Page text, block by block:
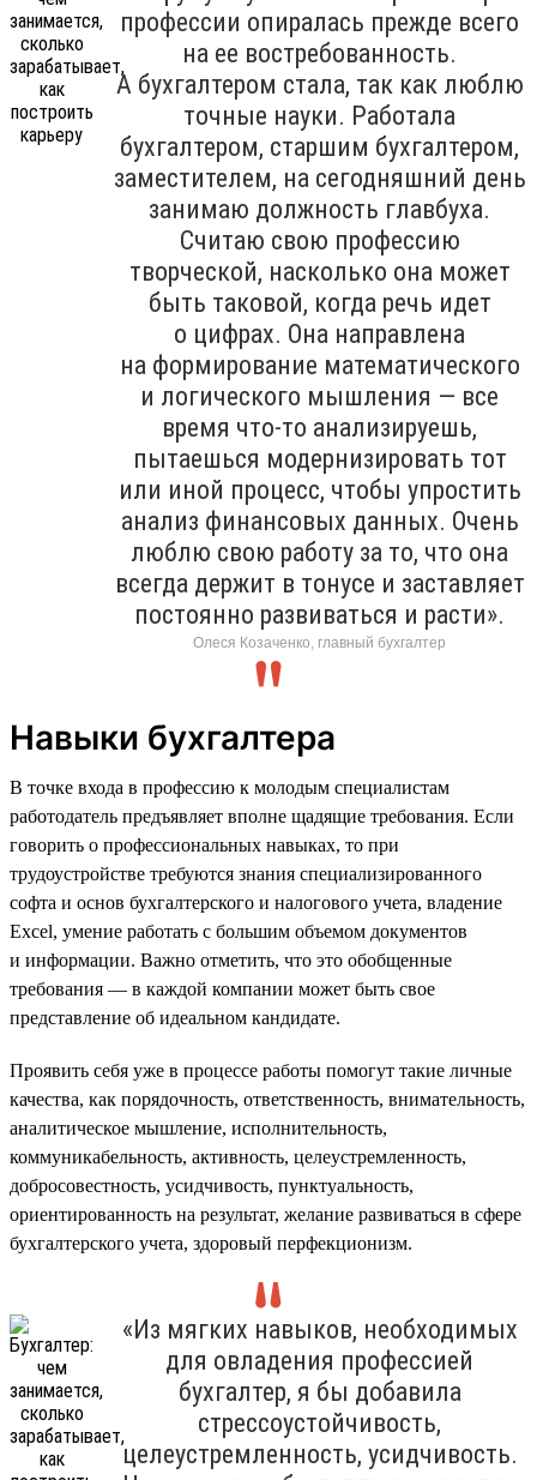
профессии опиралась прежде всего
на ее востребованность.
А бухгалтером стала, так как люблю
точные науки. Работала
бухгалтером, старшим бухгалтером,
заместителем, на сегодняшний день
занимаю должность главбуха.
Считаю свою профессию
творческой, насколько она может
быть таковой, когда речь идет
о цифрах. Она направлена
на формирование математического
и логического мышления — все
время что-то анализируешь,
пытаешься модернизировать тот
или иной процесс, чтобы упростить
анализ финансовых данных. Очень
люблю свою работу за то, что она
всегда держит в тонусе и заставляет
постоянно развиваться и расти».
Олеся Козаченко, главный бухгалтер
Навыки бухгалтера
В точке входа в профессию к молодым специалистам
работодатель предъявляет вполне щадящие требования. Если
говорить о профессиональных навыках, то при
трудоустройстве требуются знания специализированного
софта и основ бухгалтерского и налогового учета, владение
Excel, умение работать с большим объемом документов
и информации. Важно отметить, что это обобщенные
требования — в каждой компании может быть свое
представление об идеальном кандидате.
Проявить себя уже в процессе работы помогут такие личные
качества, как порядочность, ответственность, внимательность,
аналитическое мышление, исполнительность,
коммуникабельность, активность, целеустремленность,
добросовестность, усидчивость, пунктуальность,
ориентированность на результат, желание развиваться в сфере
бухгалтерского учета, здоровый перфекционизм.
«Из мягких навыков, необходимых
для овладения профессией
бухгалтер, я бы добавила
стрессоустойчивость,
целеустремленность, усидчивость.